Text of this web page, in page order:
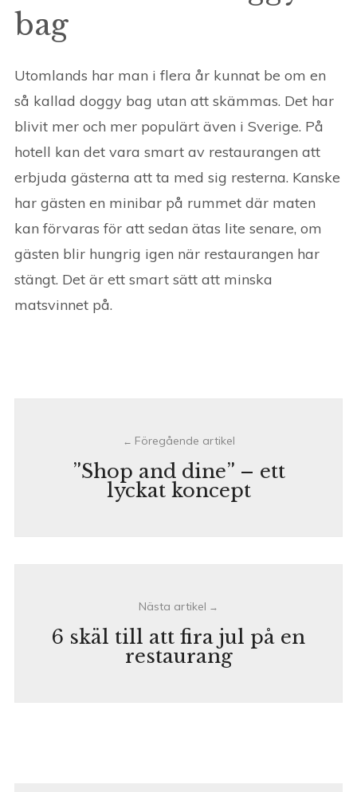
bag
Utomlands har man i flera år kunnat be om en
så kallad doggy bag utan att skämmas. Det har
blivit mer och mer populärt även i Sverige. På
hotell kan det vara smart av restaurangen att
erbjuda gästerna att ta med sig resterna. Kanske
har gästen en minibar på rummet där maten
kan förvaras för att sedan ätas lite senare, om
gästen blir hungrig igen när restaurangen har
stängt. Det är ett smart sätt att minska
matsvinnet på.
navigation
”Shop and dine” – ett
lyckat koncept
6 skäl till att fira jul på en
restaurang